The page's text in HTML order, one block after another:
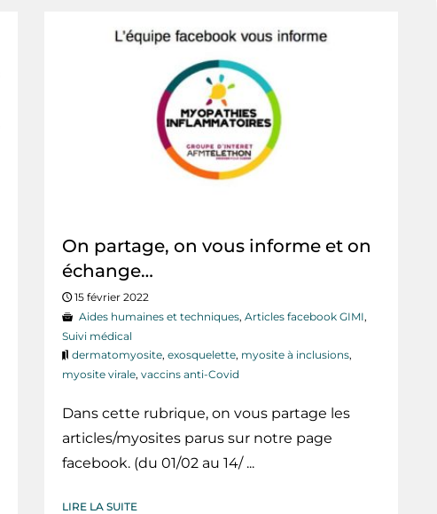
On partage, on vous informe et on
échange…
15 février 2022
Aides humaines et techniques,Articles facebook GIMI,
Suivi médical
dermatomyosite,exosquelette, myosite à inclusions,
myosite virale,vaccins anti-Covid
Dans cette rubrique, on vous partage les
articles/myosites parus sur notre page
facebook. (du 01/02 au 14/ ...
LIRE LA SUITE